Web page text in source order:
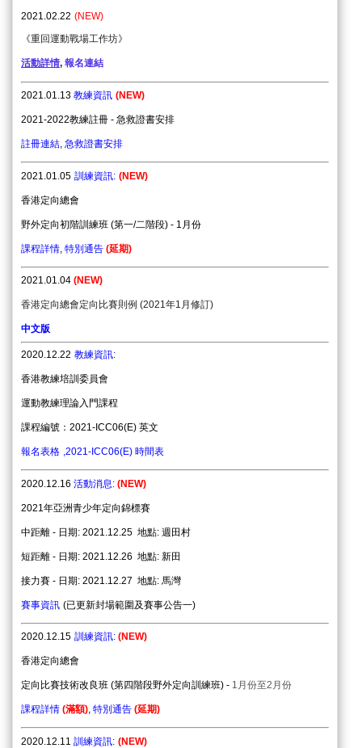
2021.02.22 (NEW)
《重回運動戰場工作坊》
活動詳情, 報名連結
2021.01.13 教練資訊 (NEW)
2021-2022教練註冊 - 急救證書安排
註冊連結, 急救證書安排
2021.01.05 訓練資訊: (NEW)
香港定向總會
野外定向初階訓練班 (第一/二階段) - 1 月份
課程詳情 特別通告 (延期)
2021.01.04 (NEW)
香港定向總會定向比賽則例 (2021年1 月修訂)
中文版
2020.12.22 教練資訊:
香港教練培訓委員會
運動教練理論入門課程
課程編號： 2021-ICC06(E) 英文
報名表格 ,2021-ICC06(E) 時間表
2020. 12 .16 活動消息: (NEW)
2021年亞洲青少年定向錦標賽
中距離 - 日期: 2021.12.25 地點: 週田村
短距離 - 日期: 2021.12.26 地點: 新田
接力賽 - 日期: 2021.12.27 地點: 馬灣
賽事資訊 (已更新封場範圍及賽事公告一)
2020.12.15 訓練資訊: (NEW)
香港定向總會
定向 比賽技術改 良班 (第四階段野外定向訓練班) - 1 月份至2月份
課程詳情 (滿額), 特別通告 (延期)
2020.12.11 訓練資訊: (NEW)